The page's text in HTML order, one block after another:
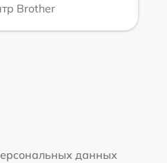
Brother
данных